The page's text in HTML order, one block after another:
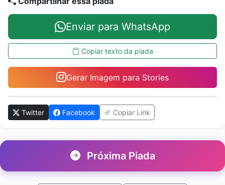
Enviar para WhatsApp
Copiar texto da piada
Gerar Imagem para Stories
Twitter Facebook Copiar Link
Próxima Piada